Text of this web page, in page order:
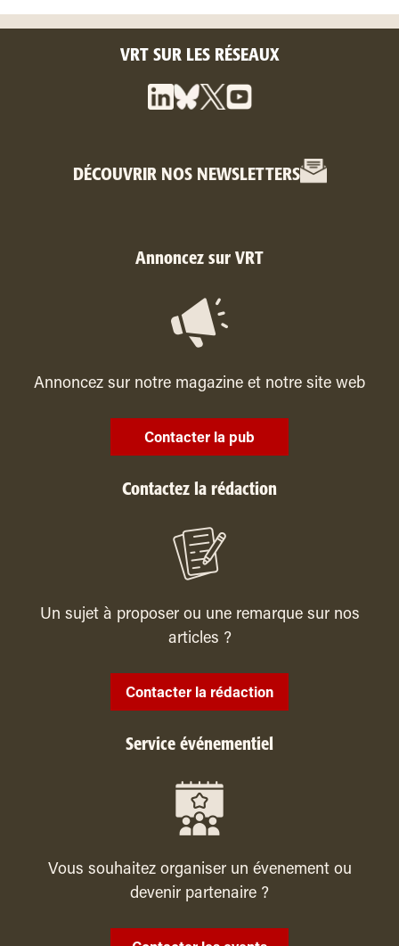
VRT SUR LES RÉSEAUX
DÉCOUVRIR NOS NEWSLETTERS
Annoncez sur VRT
Annoncez sur notre magazine et notre site web
Contacter la pub
Contactez la rédaction
Un sujet à proposer ou une remarque sur nos
articles ?
Contacter la rédaction
Service événementiel
Vous souhaitez organiser un évenement ou
devenir partenaire ?